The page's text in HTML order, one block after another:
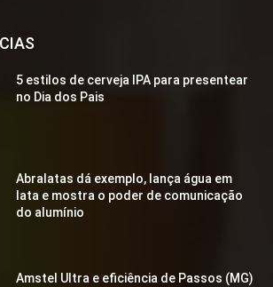
5 estilos de cerveja IPA para presentear
no Dia dos Pais
Abralatas dá exemplo, lança água em
lata e mostra o poder de comunicação
do alumínio
Amstel Ultra e eficiência de Passos (MG)